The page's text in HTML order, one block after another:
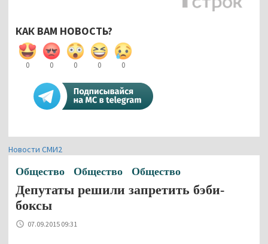
КАК ВАМ НОВОСТЬ?
0 0 0 0 0
Новости СМИ2
Общество Общество Общество
Депутаты решили запретить бэби-
боксы
07.09.2015 09:31